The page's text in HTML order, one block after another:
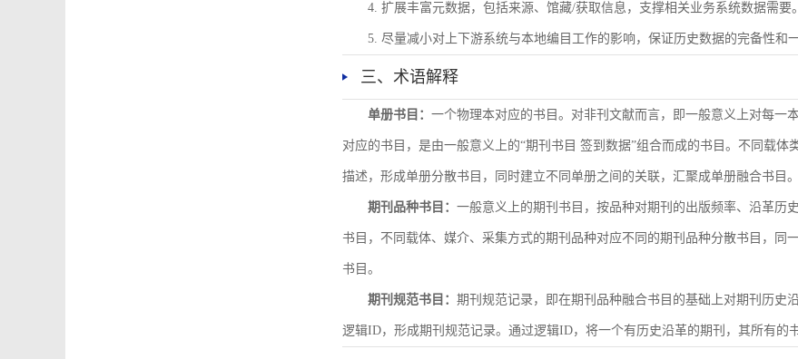
4. 扩展丰富元数据，包括来源、馆藏/获取信息，支撑相关业务系统数据需要。
5. 尽量减小对上下游系统与本地编目工作的影响，保证历史数据的完备性和一
三、术语解释
单册书目： 一个物理本对应的书目。对非刊文献而言，即一般意义上对每一
对应的书目，是由一般意义上的“期刊书目 签到数据”组合而成的书目。不同载
描述，形成单册分散书目，同时建立不同单册之间的关联，汇聚成单册融合书目。
期刊品种书目： 一般意义上的期刊书目，按品种对期刊的出版频率、沿革历
书目，不同载体、媒介、采集方式的期刊品种对应不同的期刊品种分散书目，同
书目。
期刊规范书目： 期刊规范记录，即在期刊品种融合书目的基础上对期刊历史
逻辑ID，形成期刊规范记录。通过逻辑ID，将一个有历史沿革的期刊，其所有的